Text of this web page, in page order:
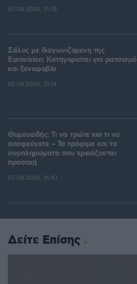
05.08.2026, 15:18
Σάλος με διαγωνιζόμενη της
Eurovision: Κατηγορείται για ρατσισμό
και ξενοφοβία
05.08.2026, 15:14
Θυρεοειδής: Τι να τρώτε και τι να
αποφεύγετε – Τα τρόφιμα και τα
συμπληρώματα που χρειάζονται
προσοχή
05.08.2026, 16:43
Δείτε Επίσης